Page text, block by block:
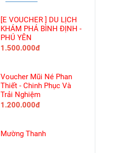
[E VOUCHER ] DU LỊCH
KHÁM PHÁ BÌNH ĐỊNH -
PHÚ YÊN
1.500.000đ
Voucher Mũi Né Phan
Thiết - Chinh Phục Và
Trải Nghiệm
1.200.000đ
Mường Thanh